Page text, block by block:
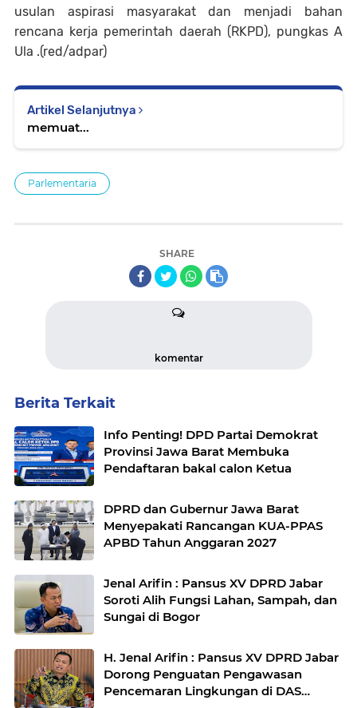
usulan aspirasi masyarakat dan menjadi bahan
rencana kerja pemerintah daerah (RKPD), pungkas A
Ula .(red/adpar)
Artikel Selanjutnya
memuat...
Parlementaria
SHARE
komentar
Berita Terkait
Info Penting! DPD Partai Demokrat
Provinsi Jawa Barat Membuka
Pendaftaran bakal calon Ketua
DPRD dan Gubernur Jawa Barat
Menyepakati Rancangan KUA-PPAS
APBD Tahun Anggaran 2027
Jenal Arifin : Pansus XV DPRD Jabar
Soroti Alih Fungsi Lahan, Sampah, dan
Sungai di Bogor
H. Jenal Arifin : Pansus XV DPRD Jabar
Dorong Penguatan Pengawasan
Pencemaran Lingkungan di DAS